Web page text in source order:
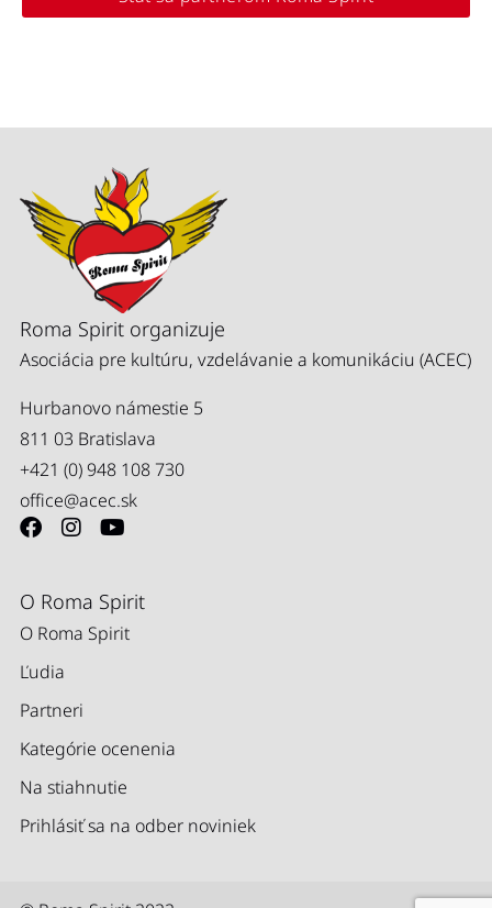
Roma Spirit organizuje
Asociácia pre kultúru, vzdelávanie a komunikáciu (ACEC)
Hurbanovo námestie 5
811 03 Bratislava
+421 (0) 948 108 730
office@acec.sk
O Roma Spirit
O Roma Spirit
Ľudia
Partneri
Kategórie ocenenia
Na stiahnutie
Prihlásiť sa na odber noviniek